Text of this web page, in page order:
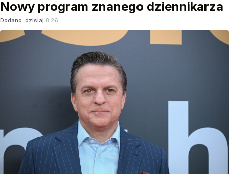
Nowy program znanego dziennikarza
Dodano: dzisiaj 8:26